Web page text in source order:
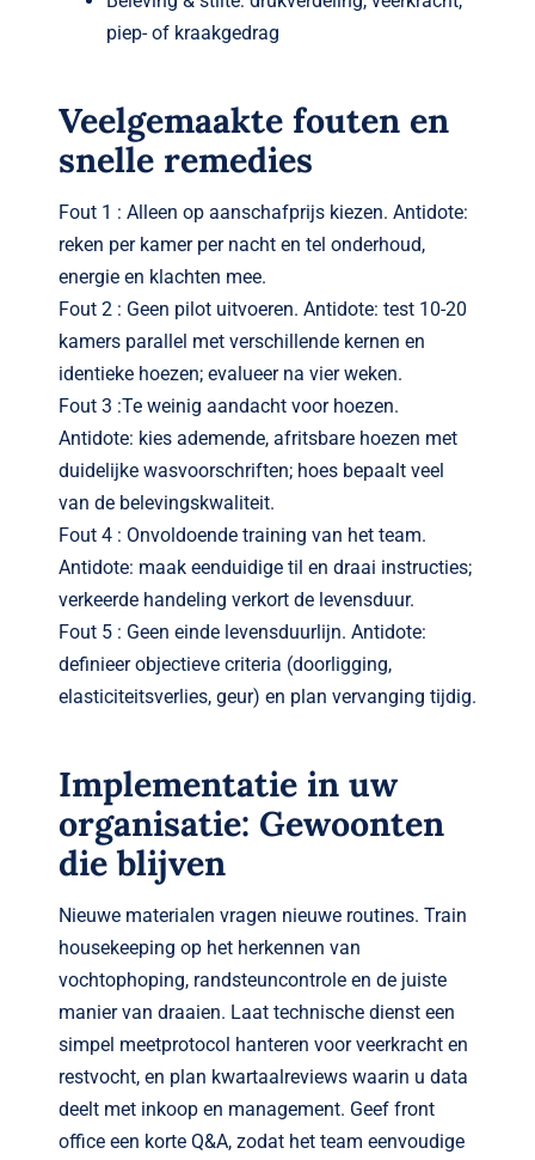
piep- of kraakgedrag
Veelgemaakte fouten en
snelle remedies
Fout 1 : Alleen op aanschafprijs kiezen. Antidote:
reken per kamer per nacht en tel onderhoud,
energie en klachten mee.
Fout 2 : Geen pilot uitvoeren. Antidote: test 10-20
kamers parallel met verschillende kernen en
identieke hoezen; evalueer na vier weken.
Fout 3 :Te weinig aandacht voor hoezen.
Antidote: kies ademende, afritsbare hoezen met
duidelijke wasvoorschriften; hoes bepaalt veel
van de belevingskwaliteit.
Fout 4 : Onvoldoende training van het team.
Antidote: maak eenduidige til en draai instructies;
verkeerde handeling verkort de levensduur.
Fout 5 : Geen einde levensduurlijn. Antidote:
definieer objectieve criteria (doorligging,
elasticiteitsverlies, geur) en plan vervanging tijdig.
Implementatie in uw
organisatie: Gewoonten
die blijven
Nieuwe materialen vragen nieuwe routines. Train
housekeeping op het herkennen van
vochtophoping, randsteuncontrole en de juiste
manier van draaien. Laat technische dienst een
simpel meetprotocol hanteren voor veerkracht en
restvocht, en plan kwartaalreviews waarin u data
deelt met inkoop en management. Geef front
office een korte Q&A, zodat het team eenvoudige